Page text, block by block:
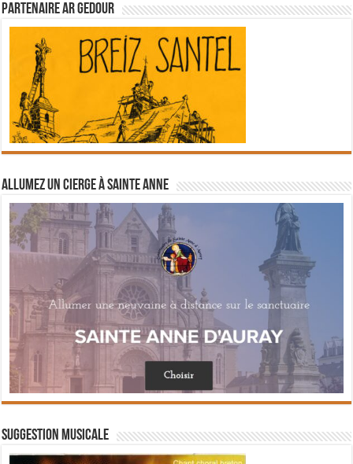
Partenaire Ar Gedour
Allumez un cierge à Sainte Anne
Suggestion musicale